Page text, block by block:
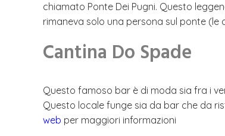
chiamato Ponte Dei Pugni. Questo
rimaneva solo una persona sul ponte (le
Cantina Do Spade
Questo famoso bar è di moda sia fra i
Questo locale funge sia da bar che da
web per maggiori informazioni